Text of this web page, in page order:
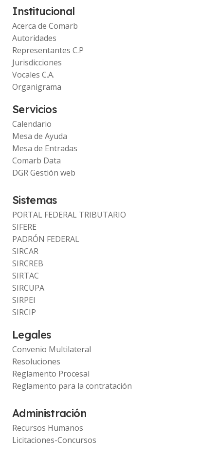
Institucional
Acerca de Comarb
Autoridades
Representantes C.P
Jurisdicciones
Vocales C.A.
Organigrama
Servicios
Calendario
Mesa de Ayuda
Mesa de Entradas
Comarb Data
DGR Gestión web
Sistemas
PORTAL FEDERAL TRIBUTARIO
SIFERE
PADRÓN FEDERAL
SIRCAR
SIRCREB
SIRTAC
SIRCUPA
SIRPEI
SIRCIP
Legales
Convenio Multilateral
Resoluciones
Reglamento Procesal
Reglamento para la contratación
Administración
Recursos Humanos
Licitaciones-Concursos